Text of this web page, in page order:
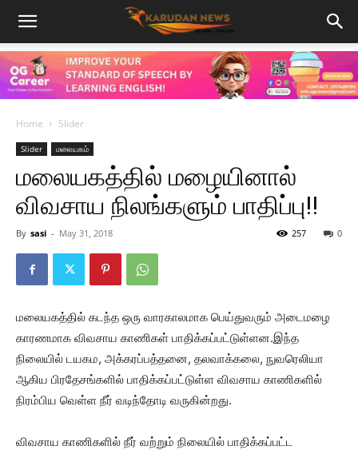
Home Slider
Slider மலையகம்
மலையகத்தில் மழையினால்
விவசாய நிலங்களும் பாதிப்பு!!
By sasi - May 31, 2018 0
257
மலையகத்தில் கடந்த ஒரு வாரகாலமாக பெய்துவரும் அடைமழை
காரணமாக விவசாய காணிகள் பாதிக்கப்பட்டுள்ளன.இந்த
நிலையில் டயகம, அக்கரப்பத்தனை, தலவாக்கலை, நுவரெலியா
ஆகிய பிரதேசங்களில் பாதிக்கப்பட்டுள்ள விவசாய காணிகளில்
நிரம்பிய வெள்ள நீர் வடிந்தோடி வருகின்றது.
விவசாய காணிகளில் நீர் வற்றும் நிலையில் பாதிக்கப்பட்ட